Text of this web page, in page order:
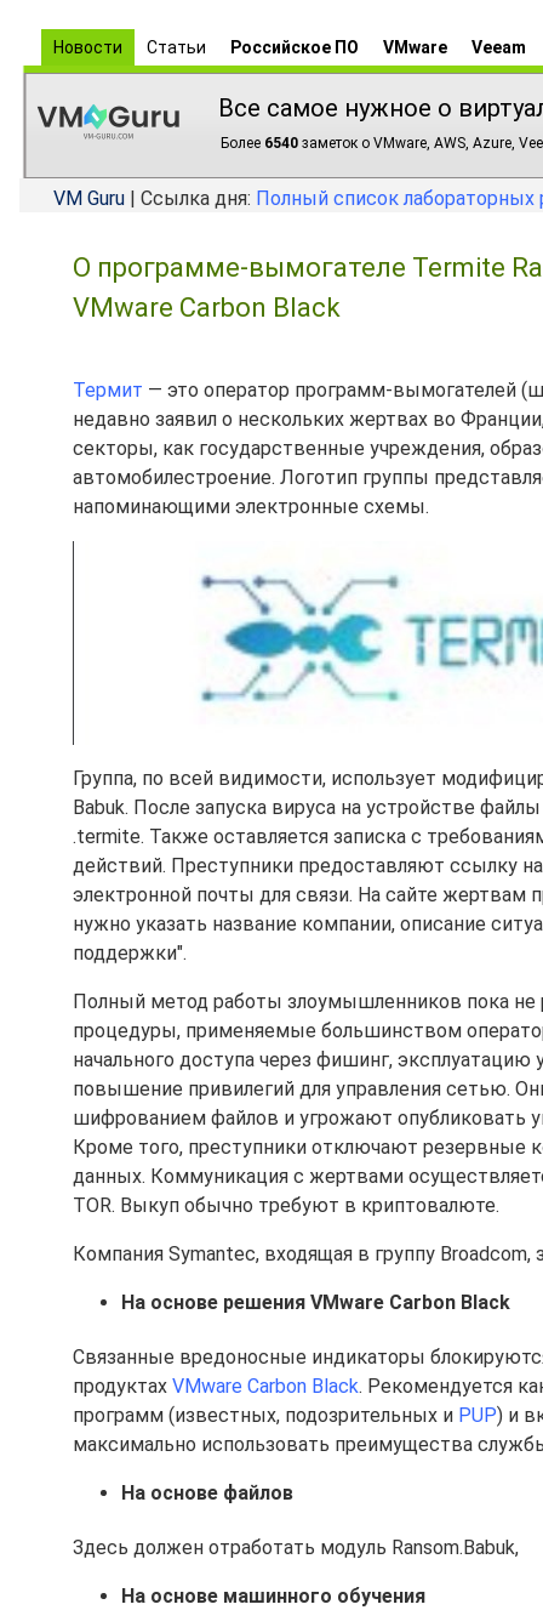
Новости Статьи Российское ПО VMware Veeam
Все самое нужное о
Более 6540 заметок о VMware, AWS, Azure,
VM Guru | Ссылка дня: Полный список лабораторных
О программе-вымогателе Termite
VMware Carbon Black
Термит — это оператор программ-вымогателей
недавно заявил о нескольких жертвах во
секторы, как государственные учреждения,
автомобилестроение. Логотип группы
напоминающими электронные схемы.
Группа, по всей видимости, использует
Babuk. После запуска вируса на устройстве
.termite. Также оставляется записка с
действий. Преступники предоставляют ссылку
электронной почты для связи. На сайте жертвам
нужно указать название компании, описание
поддержки".
Полный метод работы злоумышленников пока не
процедуры, применяемые большинством
начального доступа через фишинг,
повышение привилегий для управления сетью.
шифрованием файлов и угрожают опубликовать
Кроме того, преступники отключают резервные
данных. Коммуникация с жертвами
TOR. Выкуп обычно требуют в криптовалюте.
Компания Symantec, входящая в группу
На основе решения VMware Carbon Black
Связанные вредоносные индикаторы
продуктах VMware Carbon Black. Рекомендуется
программ (известных, подозрительных и PUP) и
максимально использовать преимущества
На основе файлов
Здесь должен отработать модуль Ransom.Babuk,
На основе машинного обучения